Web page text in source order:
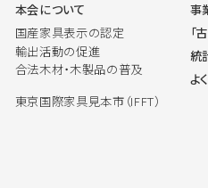
本会について
国産家具表示の認定
輸出活動の促進
合法木材・木製品の普及
東京国際家具見本市（IFFT）
事
「
統
よ